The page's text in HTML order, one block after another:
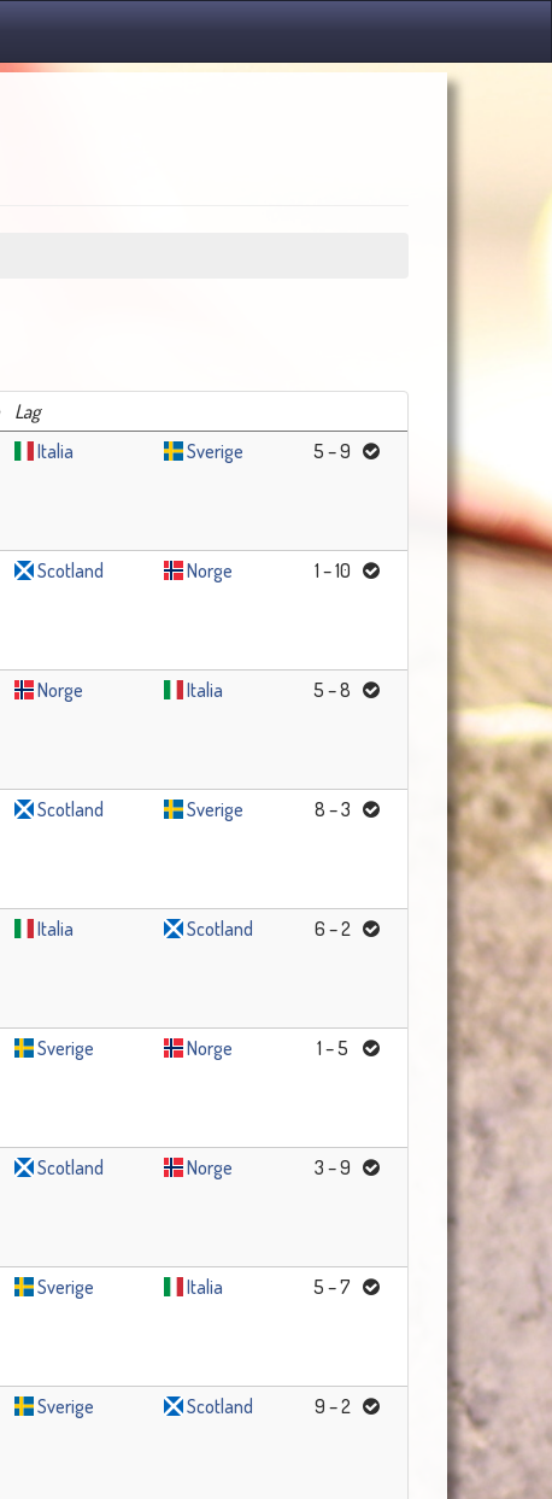
Lag
Italia Sverige 5 – 9
Scotland Norge 1 – 10
Norge Italia 5 – 8
Scotland Sverige 8 – 3
Italia Scotland 6 – 2
Sverige Norge 1 – 5
Scotland Norge 3 – 9
Sverige Italia 5 – 7
Sverige Scotland 9 – 2